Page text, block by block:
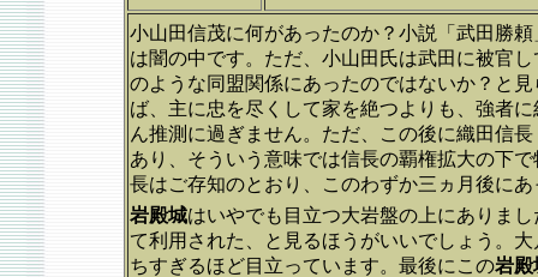
小山田信茂に何があったのか？小説「武田勝
は闇の中です。ただ、小山田氏は武田に被官
のような同盟関係にあったのではないか？と
ば、主に忠を尽くして家を絶つよりも、強者
ん推測に過ぎません。ただ、この後に織田信
あり、そういう意味では信長の覇権拡大の下
長はご存知のとおり、このわずか三ヵ月後に
岩殿城はいやでも目立つ大岩盤の上にありま
て利用された、と見るほうがいいでしょう。
ちすぎるほど目立っています。最後にこの岩殿